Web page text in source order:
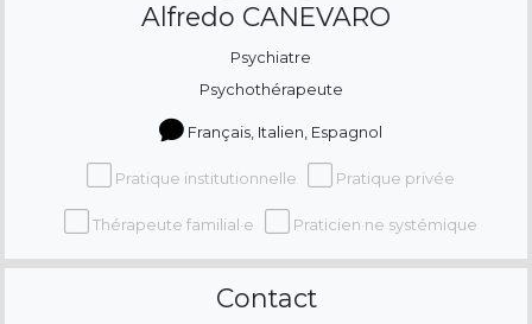
Alfredo CANEVARO
Psychiatre
Psychothérapeute
Français, Italien, Espagnol
Pratique institutionnelle Pratique privée
Thérapeute familial·e Praticien·ne systémique
Contact